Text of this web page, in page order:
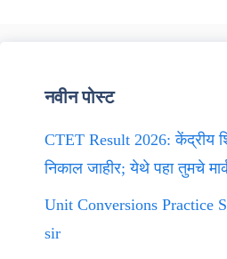
नवीन पोस्ट
CTET Result 2026: केंद्रीय
निकाल जाहीर; येथे पहा तुमचे
Unit Conversions Practice
sir